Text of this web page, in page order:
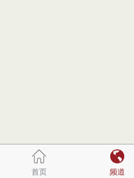
首页 频道